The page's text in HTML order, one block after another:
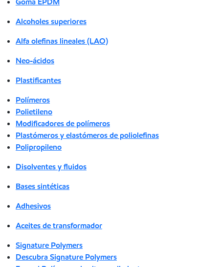
Alcoholes superiores
Alfa olefinas lineales (LAO)
Neo-ácidos
Plastificantes
Polímeros
Polietileno
Modificadores de polímeros
Plastómeros y elastómeros de poliolefinas
Polipropileno
Disolventes y fluidos
Bases sintéticas
Adhesivos
Aceites de transformador
Signature Polymers
Descubra Signature Polymers